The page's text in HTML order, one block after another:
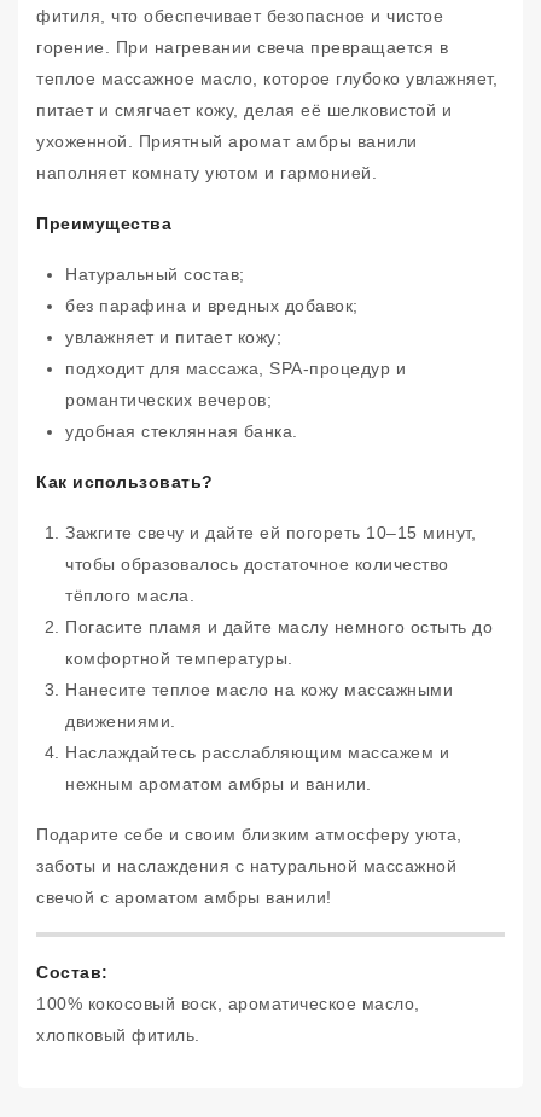
фитиля, что обеспечивает безопасное и чистое
горение. При нагревании свеча превращается в
теплое массажное масло, которое глубоко увлажняет,
питает и смягчает кожу, делая её шелковистой и
ухоженной. Приятный аромат амбры ванили
наполняет комнату уютом и гармонией.
Преимущества
Натуральный состав;
без парафина и вредных добавок;
увлажняет и питает кожу;
подходит для массажа, SPA-процедур и
романтических вечеров;
удобная стеклянная банка.
Как использовать?
Зажгите свечу и дайте ей погореть 10–15 минут,
чтобы образовалось достаточное количество
тёплого масла.
Погасите пламя и дайте маслу немного остыть до
комфортной температуры.
Нанесите теплое масло на кожу массажными
движениями.
Наслаждайтесь расслабляющим массажем и
нежным ароматом амбры и ванили.
Подарите себе и своим близким атмосферу уюта,
заботы и наслаждения с натуральной массажной
свечой с ароматом амбры ванили!
Состав:
100% кокосовый воск, ароматическое масло,
хлопковый фитиль.